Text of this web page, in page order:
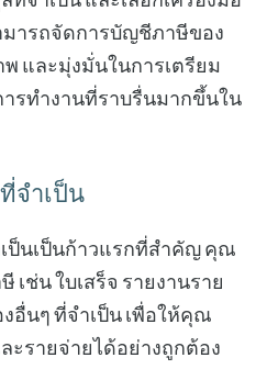
ารถจัดการบัญชีภาษีของ
และมุ่งมั่นในการเตรียม
ารทำงานที่ราบรื่นมากขึ้นใน
จำเป็น
ป็นเป็นก้าวแรกที่สำคัญ คุณ
เช่น ใบเสร็จ รายงานราย
อื่นๆ ที่จำเป็น เพื่อให้คุณ
รายจ่ายได้อย่างถูกต้อง